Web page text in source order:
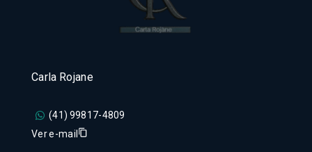
Carla Rojane
(41) 99817-4809
Ver e-mail